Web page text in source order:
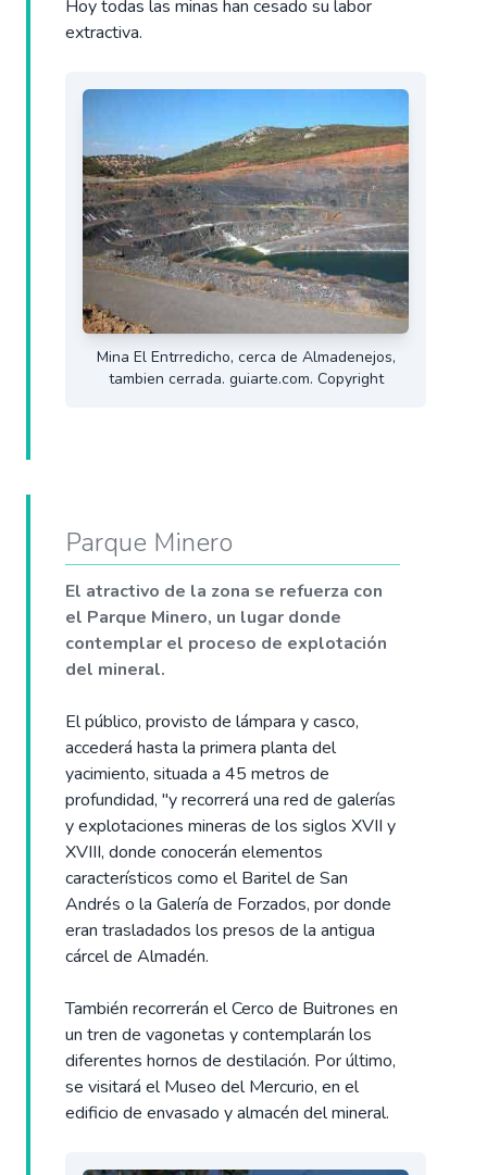
Hoy todas las minas han cesado su labor
extractiva.
Mina El Entrredicho, cerca de Almadenejos,
tambien cerrada. guiarte.com. Copyright
Parque Minero
El atractivo de la zona se refuerza con
el Parque Minero, un lugar donde
contemplar el proceso de explotación
del mineral.
El público, provisto de lámpara y casco,
accederá hasta la primera planta del
yacimiento, situada a 45 metros de
profundidad, "y recorrerá una red de galerías
y explotaciones mineras de los siglos XVII y
XVIII, donde conocerán elementos
característicos como el Baritel de San
Andrés o la Galería de Forzados, por donde
eran trasladados los presos de la antigua
cárcel de Almadén.
También recorrerán el Cerco de Buitrones en
un tren de vagonetas y contemplarán los
diferentes hornos de destilación. Por último,
se visitará el Museo del Mercurio, en el
edificio de envasado y almacén del mineral.